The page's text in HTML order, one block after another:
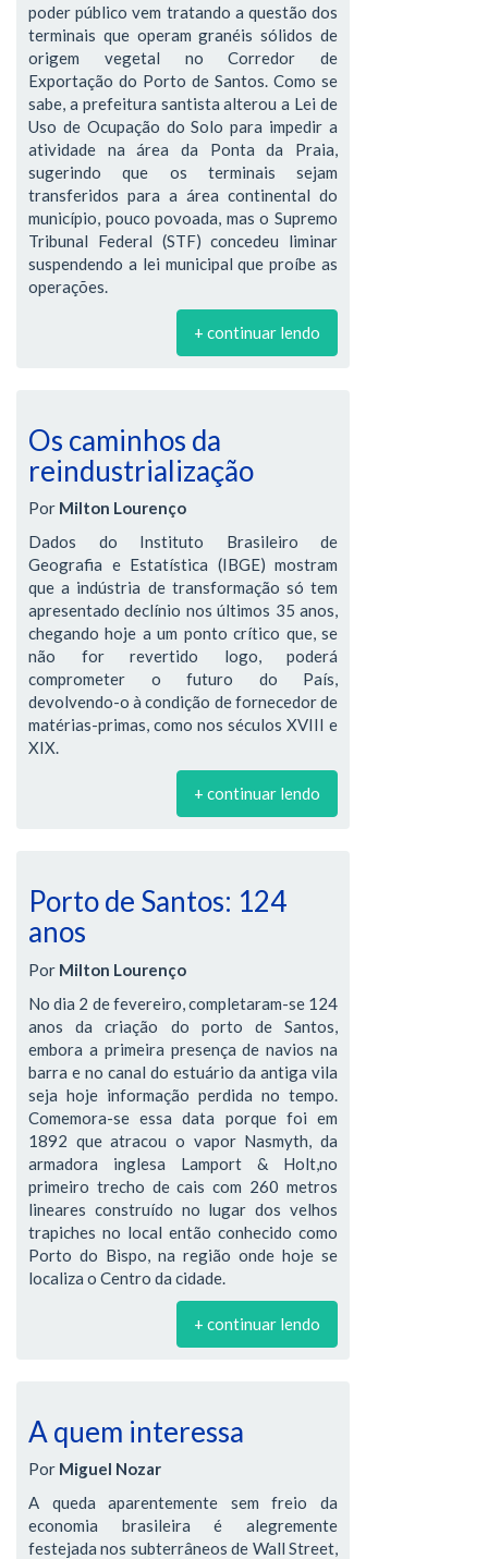
poder público vem tratando a questão dos
terminais que operam granéis sólidos de
origem vegetal no Corredor de
Exportação do Porto de Santos. Como se
sabe, a prefeitura santista alterou a Lei de
Uso de Ocupação do Solo para impedir a
atividade na área da Ponta da Praia,
sugerindo que os terminais sejam
transferidos para a área continental do
município, pouco povoada, mas o Supremo
Tribunal Federal (STF) concedeu liminar
suspendendo a lei municipal que proíbe as
operações.
+ continuar lendo
Os caminhos da
reindustrialização
Por Milton Lourenço
Dados do Instituto Brasileiro de
Geografia e Estatística (IBGE) mostram
que a indústria de transformação só tem
apresentado declínio nos últimos 35 anos,
chegando hoje a um ponto crítico que, se
não for revertido logo, poderá
comprometer o futuro do País,
devolvendo-o à condição de fornecedor de
matérias-primas, como nos séculos XVIII e
XIX.
+ continuar lendo
Porto de Santos: 124
anos
Por Milton Lourenço
No dia 2 de fevereiro, completaram-se 124
anos da criação do porto de Santos,
embora a primeira presença de navios na
barra e no canal do estuário da antiga vila
seja hoje informação perdida no tempo.
Comemora-se essa data porque foi em
1892 que atracou o vapor Nasmyth, da
armadora inglesa Lamport & Holt,no
primeiro trecho de cais com 260 metros
lineares construído no lugar dos velhos
trapiches no local então conhecido como
Porto do Bispo, na região onde hoje se
localiza o Centro da cidade.
+ continuar lendo
A quem interessa
Por Miguel Nozar
A queda aparentemente sem freio da
economia brasileira é alegremente
festejada nos subterrâneos de Wall Street,